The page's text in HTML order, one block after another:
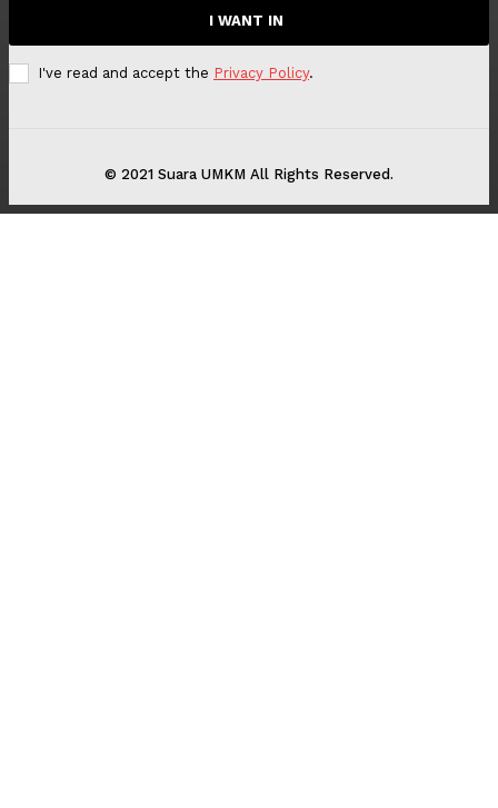
I WANT IN
I've read and accept the Privacy Policy.
© 2021 Suara UMKM All Rights Reserved.